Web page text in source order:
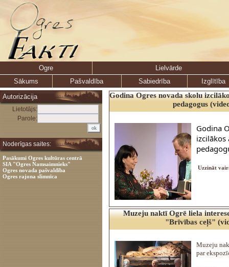
Ogre
Lielvārde
Sākums
Pašvaldība Sabiedrība
Izglītība
Autorizācija
Lietotājs:
Parole:
Noderīgas saites:
Pasākumi Ogres kultūras centrā
SIA "Ogres Namsaimnieks"
Ogres novada pašvaldība
Ogres rajona slimnīca
Godina Ogres novada skolu
pedagogus
Godina
izcilākos
Uzzināt
Muzeju naktī Ogrē liela
"Brīvības ceļš"
Muzeju
par